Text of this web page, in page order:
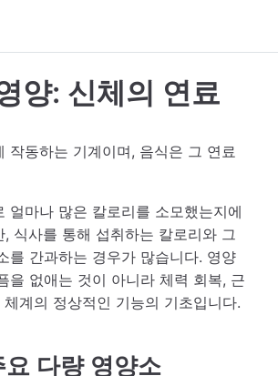
양: 신체의 연료
작동하는 기계이며, 음식은 그 연료
얼마나 많은 칼로리를 소모했는지에
, 식사를 통해 섭취하는 칼로리와 그
를 간과하는 경우가 많습니다. 영양
을 없애는 것이 아니라 체력 회복, 근
계의 정상적인 기능의 기초입니다.
다량 영양소